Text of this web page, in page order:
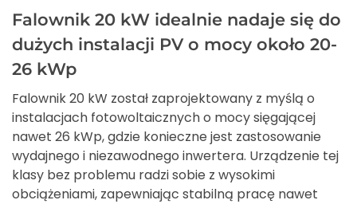
Falownik 20 kW idealnie nadaje się do
dużych instalacji PV o mocy około 20-
26 kWp
Falownik 20 kW został zaprojektowany z myślą o
instalacjach fotowoltaicznych o mocy sięgającej
nawet 26 kWp, gdzie konieczne jest zastosowanie
wydajnego i niezawodnego inwertera. Urządzenie tej
klasy bez problemu radzi sobie z wysokimi
obciążeniami, zapewniając stabilną pracę nawet